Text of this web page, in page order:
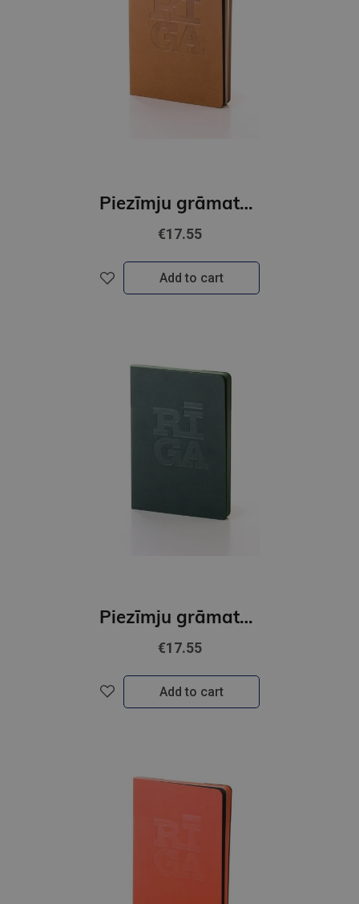
Piezīmju grāmata Riga Original x BALTS, brūns
€17.55
Add to cart
Piezīmju grāmata Riga Original x BALTS, zaļš
€17.55
Add to cart